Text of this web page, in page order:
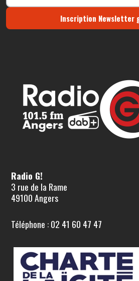
Inscription Newsletter
Radio G!
3 rue de la Rame
49100 Angers
Téléphone : 02 41 60 47 47